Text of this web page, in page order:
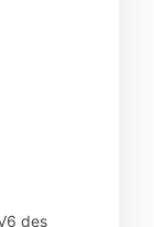
des